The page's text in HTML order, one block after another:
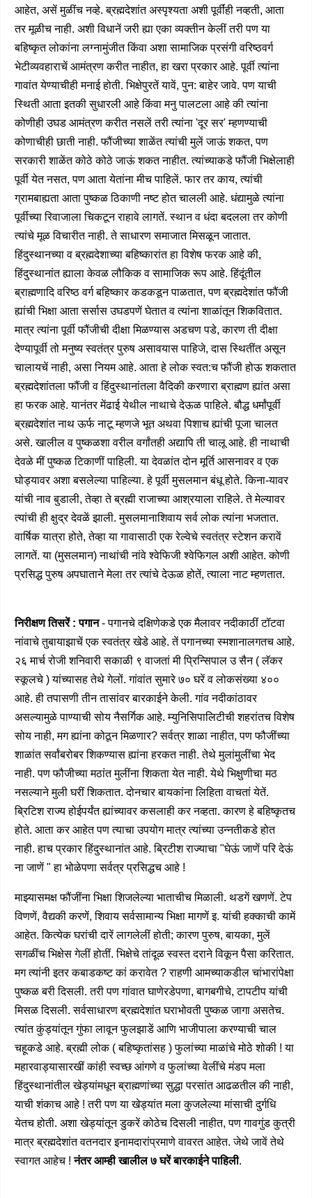
आहेत, असें मुळींच नव्हे. ब्रह्मदेशांत अस्पृश्यता अशी पूर्वींही नव्हती, आता
तर मूळीच नाही. अशी विधानें जरी ह्या एका व्यक्तीन केलीं तरी पण या
बहिष्कृत लोकांना लग्नामुंजीत किंवा अशा सामाजिक प्रसंगी वरिष्ठवर्ग
भेटीव्यवहाराचें आमंत्रण करीत नाहीत, हा खरा प्रकार आहे. पूर्वी त्यांना
गावांत येण्याचीही मनाई होती. भिक्षेपुरतें यावें, पुन: बाहेर जावे. पण याची
स्थिती आता इतकी सुधारली आहे किंवा मनु पालटला आहे की त्यांना
कोणीही उघड आमंत्रण करीत नसलें तरी त्यांना 'दूर सर' म्हणण्याची
कोणाचीही छाती नाही. फौंजीच्या शाळेंत त्यांची मुलें जाऊं शकत, पण
सरकारी शाळेंत कोठे कोठे जाऊं शकत नाहीत. त्यांच्याकडे फौंजी भिक्षेलाही
पूर्वी येत नसत, पण आता येतांना मीच पाहिलें. फार तर काय, त्यांची
ग्रामबाह्यता आता पुष्कळ ठिकाणी नष्ट होत चालली आहे. धंद्यामुळे त्यांना
पूर्वीच्या रिवाजाला चिकटून राहावे लागतें. स्थान व धंदा बदलला तर कोणी
त्यांचे मूळ विचारीत नाही. ते साधारण समाजात मिसळून जातात.
हिंदुस्थानच्या व ब्रह्मदेशाच्या बहिष्कारांत हा विशेष फरक आहे की,
हिंदुस्थानांत ह्याला केवळ लौकिक व सामाजिक रूप आहे. हिंदूंतील
ब्राह्मणादि वरिष्ठ वर्ग बहिष्कार कडकडून पाळतात, पण ब्रह्मदेशांत फौंजी
ह्यांची भिक्षा आता सर्सास उघडपणें घेतात व त्यांना शाळांतून शिकवितात.
मात्र त्यांना पूर्वी फौंजीची दीक्षा मिळण्यास अडचण पडे, कारण ती दीक्षा
देण्यापूर्वी तो मनुष्य स्वतंत्र पुरुष असावयास पाहिजे, दास स्थितींत असून
चालायचें नाही, असा नियम आहे. आता हे लोक स्वत:च फौंजी होऊ शकतात
ब्रह्मदेशांतला फौंजी व हिंदुस्थानांतला वैदिकी करणारा ब्राह्मण ह्यांत असा
हा फरक आहे. यानंतर मेंढाई येथील नाथाचे देऊळ पाहिले. बौद्ध धर्मांपूर्वी
ब्रह्मदेशांत नाथ ऊर्फ नाटू म्हणजे भूत अथवा पिशाच ह्यांची पूजा चालत
असे. खालील व पुष्कळशा वरील वर्गांतही अद्यापि ती चालू आहे. ही नाथाची
देवळे मीं पुष्कळ टिकाणीं पाहिली. या देवळांत दोन मूर्ति आसनावर व एक
घोड्यावर अशा बसलेल्या पाहिल्या. हे पूर्वी मुसलमान बंधू होते. किना-यावर
यांची नाव बुडाली, तेव्हा ते ब्रह्मी राजाच्या आश्रयाला राहिले. ते मेल्यावर
त्यांची ही क्षुद्र देवळें झाली. मुसलमानाशिवाय सर्व लोक त्यांना भजतात.
वार्षिक यात्रा होते, तेव्हा या गावासाठी एक रेल्वेचे स्वतंत्र स्टेशन करावें
लागतें. या (मुसलमान) नाथांची नांवे श्वेफिजी श्वेफिगल अशी आहेत. कोणी
प्रसिद्ध पुरुष अपघाताने मेला तर त्यांचे देऊळ होतें, त्याला नाट म्हणतात.
निरीक्षण तिसरें : पगान- पगानचे दक्षिणेकडे एक मैलावर नदीकाठीं टॉटवा
नांवाचे तुबायाझाचें एक स्वतंत्र खेडे आहे. तें पगानच्या स्मशानालगतच आहे.
२६ मार्च रोजी शनिवारी सकाळी ९ वाजतां मी प्रिन्सिपाल उ सैन ( लॅकर
स्कूलचे ) यांच्यासह तेथे गेलों. गांवांत सुमारे ७० घरें व लोकसंख्या ४००
आहे. ही तपासणी तीन तासांवर बारकाईने केली. गांव नदीकांठावर
असल्यामुळे पाण्याची सोय नैसर्गिक आहे. म्युनिसिपालिटीची शहरांतच विशेष
सोय नाही, मग ह्यांना कोठून मिळणार? सर्वत्र शाळा नाहीत, पण फौजींच्या
शाळांत सर्वांबरोबर शिकण्यास ह्यांना हरकत नाही. तेथे मुलांमुलींचा भेद
नाही. पण फौजीच्या मठांत मुलींना शिकता येत नाही. येथे भिक्षुणीचा मठ
नसल्याने मुली घरीं शिकतात. दोनचार बायकांना लिहिता वाचतां येतें.
ब्रिटिश राज्य होईपर्यंत ह्यांच्यावर कसलाही कर नव्हता. कारण हे बहिष्कृतच
होते. आता कर आहेत पण त्याचा उपयोग मात्र त्यांच्या उन्नतीकडे होत
नाही. हाच प्रकार हिंदुस्थानांत आहे. ब्रिटीश राज्याचा "घेऊं जाणें परि देऊं
ना जाणें " हा भोळेपणा सर्वत्र प्रसिद्धच आहे !
माझ्यासमक्ष फौंजींना भिक्षा शिजलेल्या भाताचीच मिळाली. थडगें खणणें. टेप
विणणें, वैद्यकी करणें, शिवाय सर्वसामान्य भिक्षा मागणें इ. यांची हक्काची कामें
आहेत. कित्येक घरांची दारें लागलेलीं होती; कारण पुरुष, बायका, मुलें
सगळींच भिक्षेस गेलीं होतीं. भिक्षेचे तांदूळ स्वस्त दराने विकून पैसा करितात.
मग त्यांनी इतर कबाडकष्ट कां करावेत ? राहणी आमच्याकडील चांभारांपेक्षा
पुष्कळ बरी दिसली. तरी पण गांवात घाणेरडेपणा, बागबगीचे, टापटीप यांची
मिसळ दिसली. सर्वसाधारण ब्रह्मदेशांत घराभोवती पुष्कळ जागा असतेच.
त्यांत कुंड्यांतून गुंफा लावून फुलझाडें आणि भाजीपाला करण्याची चाल
चहूकडे आहे. ब्रह्मी लोक ( बहिष्कृतांसह ) फुलांच्या माळांचे मोठे शोकी ! या
महारवाड्यासारखीं कांही स्वच्छ आंगणे व फुलांच्या वेलींचे मंडप मला
हिंदुस्थानांतील खेड्यांमधून ब्राह्मणांच्या सुद्धा परसांत आढळतील की नाही,
याची शंकाच आहे ! तरी पण या खेड्यांत मला कुजलेल्या मांसाची दुर्गधि
येतच होती. अशा खेड्यांतून डुकरें कोठेच दिसली नाहीत, पण गावगुंड कुत्री
मात्र ब्रह्मदेशांत वतनदार इनामदारांप्रमाणे वावरत आहेत. जेथे जावें तेथे
स्वागत आहेच !नंतर आम्ही खालील ७ घरें बारकाईने पाहिली.